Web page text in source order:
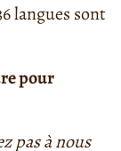
langues sont
pour
pas à nous